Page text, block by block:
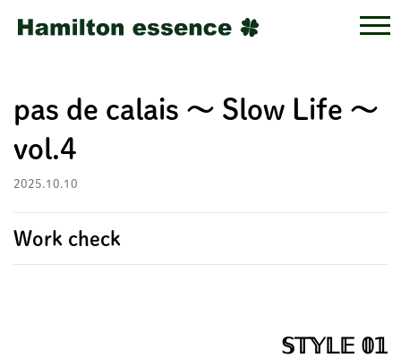
pas de calais ～ Slow Life ～
vol.4
2025.10.10
Work check
𝕊𝕋𝕐𝕃𝔼 𝟘𝟙